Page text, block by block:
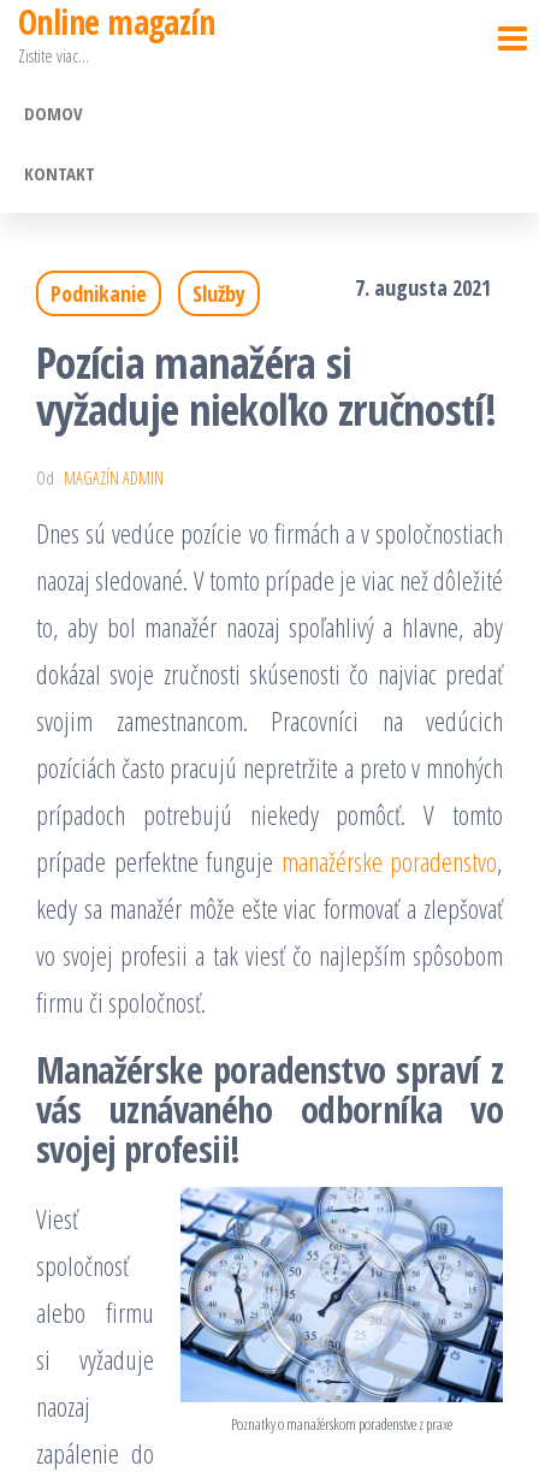
Preskočiť
obsah
Online magazín
Zistite viac…
DOMOV
KONTAKT
Podnikanie Služby 7. augusta 2021
Pozícia manažéra si
vyžaduje niekoľko zručností!
Od MAGAZÍN ADMIN
Dnes sú vedúce pozície vo firmách a v spoločnostiach
naozaj sledované. V tomto prípade je viac než dôležité
to, aby bol manažér naozaj spoľahlivý a hlavne, aby
dokázal svoje zručnosti skúsenosti čo najviac predať
svojim zamestnancom. Pracovníci na vedúcich
pozíciách často pracujú nepretržite a preto v mnohých
prípadoch potrebujú niekedy pomôcť. V tomto
prípade perfektne funguje manažérske poradenstvo,
kedy sa manažér môže ešte viac formovať a zlepšovať
vo svojej profesii a tak viesť čo najlepším spôsobom
firmu či spoločnosť.
Manažérske poradenstvo spraví z
vás uznávaného odborníka vo
svojej profesii!
Poznatky o manažérskom poradenstve z praxe
Viesť
spoločnosť
alebo firmu
si vyžaduje
naozaj
zapálenie do